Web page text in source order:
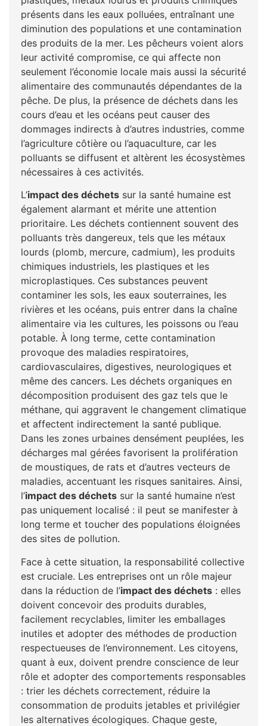
présents dans les eaux polluées, entraînant une
diminution des populations et une contamination
des produits de la mer. Les pêcheurs voient alors
leur activité compromise, ce qui affecte non
seulement l’économie locale mais aussi la sécurité
alimentaire des communautés dépendantes de la
pêche. De plus, la présence de déchets dans les
cours d’eau et les océans peut causer des
dommages indirects à d’autres industries, comme
l’agriculture côtière ou l’aquaculture, car les
polluants se diffusent et altèrent les écosystèmes
nécessaires à ces activités.
L’impact des déchets sur la santé humaine est
également alarmant et mérite une attention
prioritaire. Les déchets contiennent souvent des
polluants très dangereux, tels que les métaux
lourds (plomb, mercure, cadmium), les produits
chimiques industriels, les plastiques et les
microplastiques. Ces substances peuvent
contaminer les sols, les eaux souterraines, les
rivières et les océans, puis entrer dans la chaîne
alimentaire via les cultures, les poissons ou l’eau
potable. À long terme, cette contamination
provoque des maladies respiratoires,
cardiovasculaires, digestives, neurologiques et
même des cancers. Les déchets organiques en
décomposition produisent des gaz tels que le
méthane, qui aggravent le changement climatique
et affectent indirectement la santé publique.
Dans les zones urbaines densément peuplées, les
décharges mal gérées favorisent la prolifération
de moustiques, de rats et d’autres vecteurs de
maladies, accentuant les risques sanitaires. Ainsi,
l’impact des déchets sur la santé humaine n’est
pas uniquement localisé : il peut se manifester à
long terme et toucher des populations éloignées
des sites de pollution.
Face à cette situation, la responsabilité collective
est cruciale. Les entreprises ont un rôle majeur
dans la réduction de l’impact des déchets : elles
doivent concevoir des produits durables,
facilement recyclables, limiter les emballages
inutiles et adopter des méthodes de production
respectueuses de l’environnement. Les citoyens,
quant à eux, doivent prendre conscience de leur
rôle et adopter des comportements responsables
: trier les déchets correctement, réduire la
consommation de produits jetables et privilégier
les alternatives écologiques. Chaque geste,